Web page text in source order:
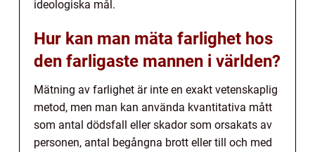
ideologiska mål.
Hur kan man mäta farlighet hos
den farligaste mannen i världen?
Mätning av farlighet är inte en exakt vetenskaplig
metod, men man kan använda kvantitativa mått
som antal dödsfall eller skador som orsakats av
personen, antal begångna brott eller till och med